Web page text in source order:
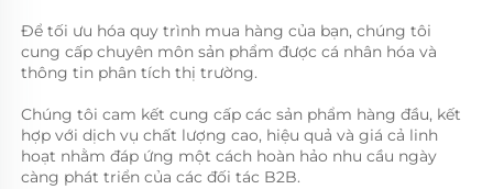
Để tối ưu hóa quy trình mua hàng của bạn, chúng tôi
cung cấp chuyên môn sản phẩm được cá nhân hóa và
thông tin phân tích thị trường.
Chúng tôi cam kết cung cấp các sản phẩm hàng đầu, kết
hợp với dịch vụ chất lượng cao, hiệu quả và giá cả linh
hoạt nhằm đáp ứng một cách hoàn hảo nhu cầu ngày
càng phát triển của các đối tác B2B.